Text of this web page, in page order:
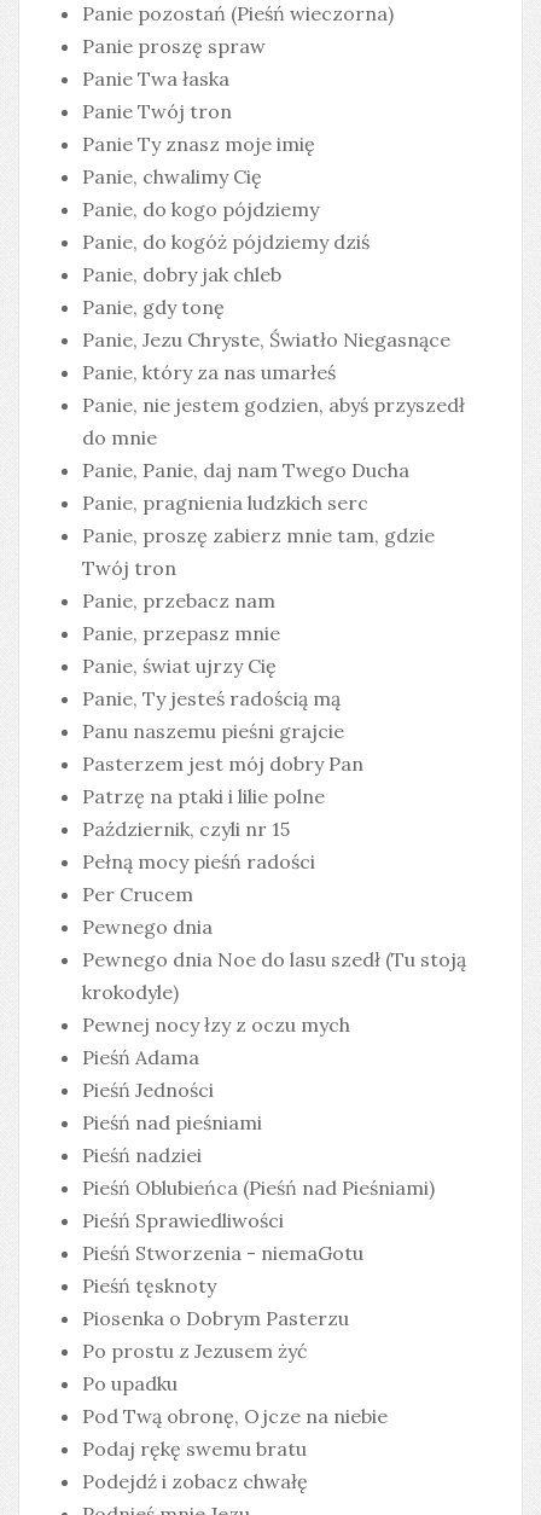
Panie pozostań (Pieśń wieczorna)
Panie proszę spraw
Panie Twa łaska
Panie Twój tron
Panie Ty znasz moje imię
Panie, chwalimy Cię
Panie, do kogo pójdziemy
Panie, do kogóż pójdziemy dziś
Panie, dobry jak chleb
Panie, gdy tonę
Panie, Jezu Chryste, Światło Niegasnące
Panie, który za nas umarłeś
Panie, nie jestem godzien, abyś przyszedł
do mnie
Panie, Panie, daj nam Twego Ducha
Panie, pragnienia ludzkich serc
Panie, proszę zabierz mnie tam, gdzie
Twój tron
Panie, przebacz nam
Panie, przepasz mnie
Panie, świat ujrzy Cię
Panie, Ty jesteś radością mą
Panu naszemu pieśni grajcie
Pasterzem jest mój dobry Pan
Patrzę na ptaki i lilie polne
Październik, czyli nr 15
Pełną mocy pieśń radości
Per Crucem
Pewnego dnia
Pewnego dnia Noe do lasu szedł (Tu stoją
krokodyle)
Pewnej nocy łzy z oczu mych
Pieśń Adama
Pieśń Jedności
Pieśń nad pieśniami
Pieśń nadziei
Pieśń Oblubieńca (Pieśń nad Pieśniami)
Pieśń Sprawiedliwości
Pieśń Stworzenia - niemaGotu
Pieśń tęsknoty
Piosenka o Dobrym Pasterzu
Po prostu z Jezusem żyć
Po upadku
Pod Twą obronę, Ojcze na niebie
Podaj rękę swemu bratu
Podejdź i zobacz chwałę